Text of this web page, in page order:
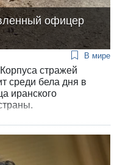
офицер
В мире
стражей
среди бела дня в
иранского